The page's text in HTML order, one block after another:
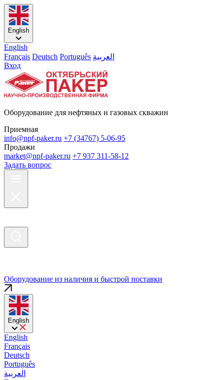
English
English
Français Deutsch Português العربية
Вход
Оборудование для нефтяных и газовых скважин
Приемная
info@npf-paker.ru +7 (34767) 5-06-95
Продажи
market@npf-paker.ru +7 937 311-58-12
Задать вопрос
Оборудование из наличия и быстрой поставки
English
English
Français
Deutsch
Português
العربية